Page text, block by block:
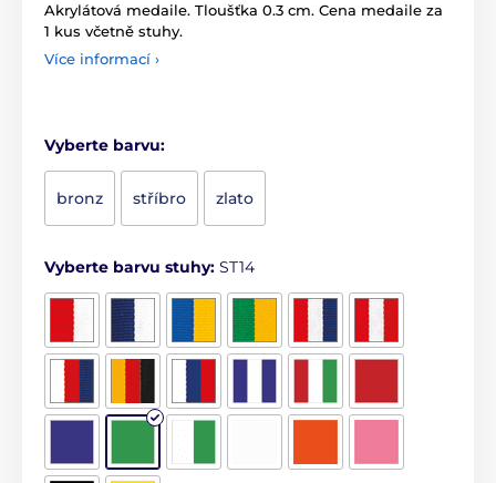
Akrylátová medaile. Tloušťka 0.3 cm. Cena medaile za
1 kus včetně stuhy.
Více informací ›
Vyberte barvu:
bronz stříbro zlato
Vyberte barvu stuhy: ST14